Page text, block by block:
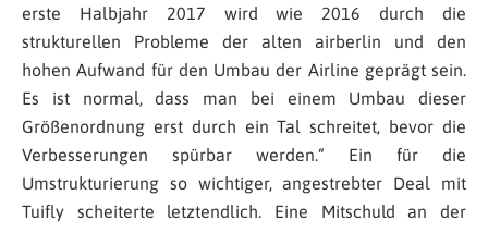
erste Halbjahr 2017 wird wie 2016 durch die
strukturellen Probleme der alten airberlin und den
hohen Aufwand für den Umbau der Airline geprägt sein.
Es ist normal, dass man bei einem Umbau dieser
Größenordnung erst durch ein Tal schreitet, bevor die
Verbesserungen spürbar werden.“ Ein für die
Umstrukturierung so wichtiger, angestrebter Deal mit
Tuifly scheiterte letztendlich. Eine Mitschuld an der